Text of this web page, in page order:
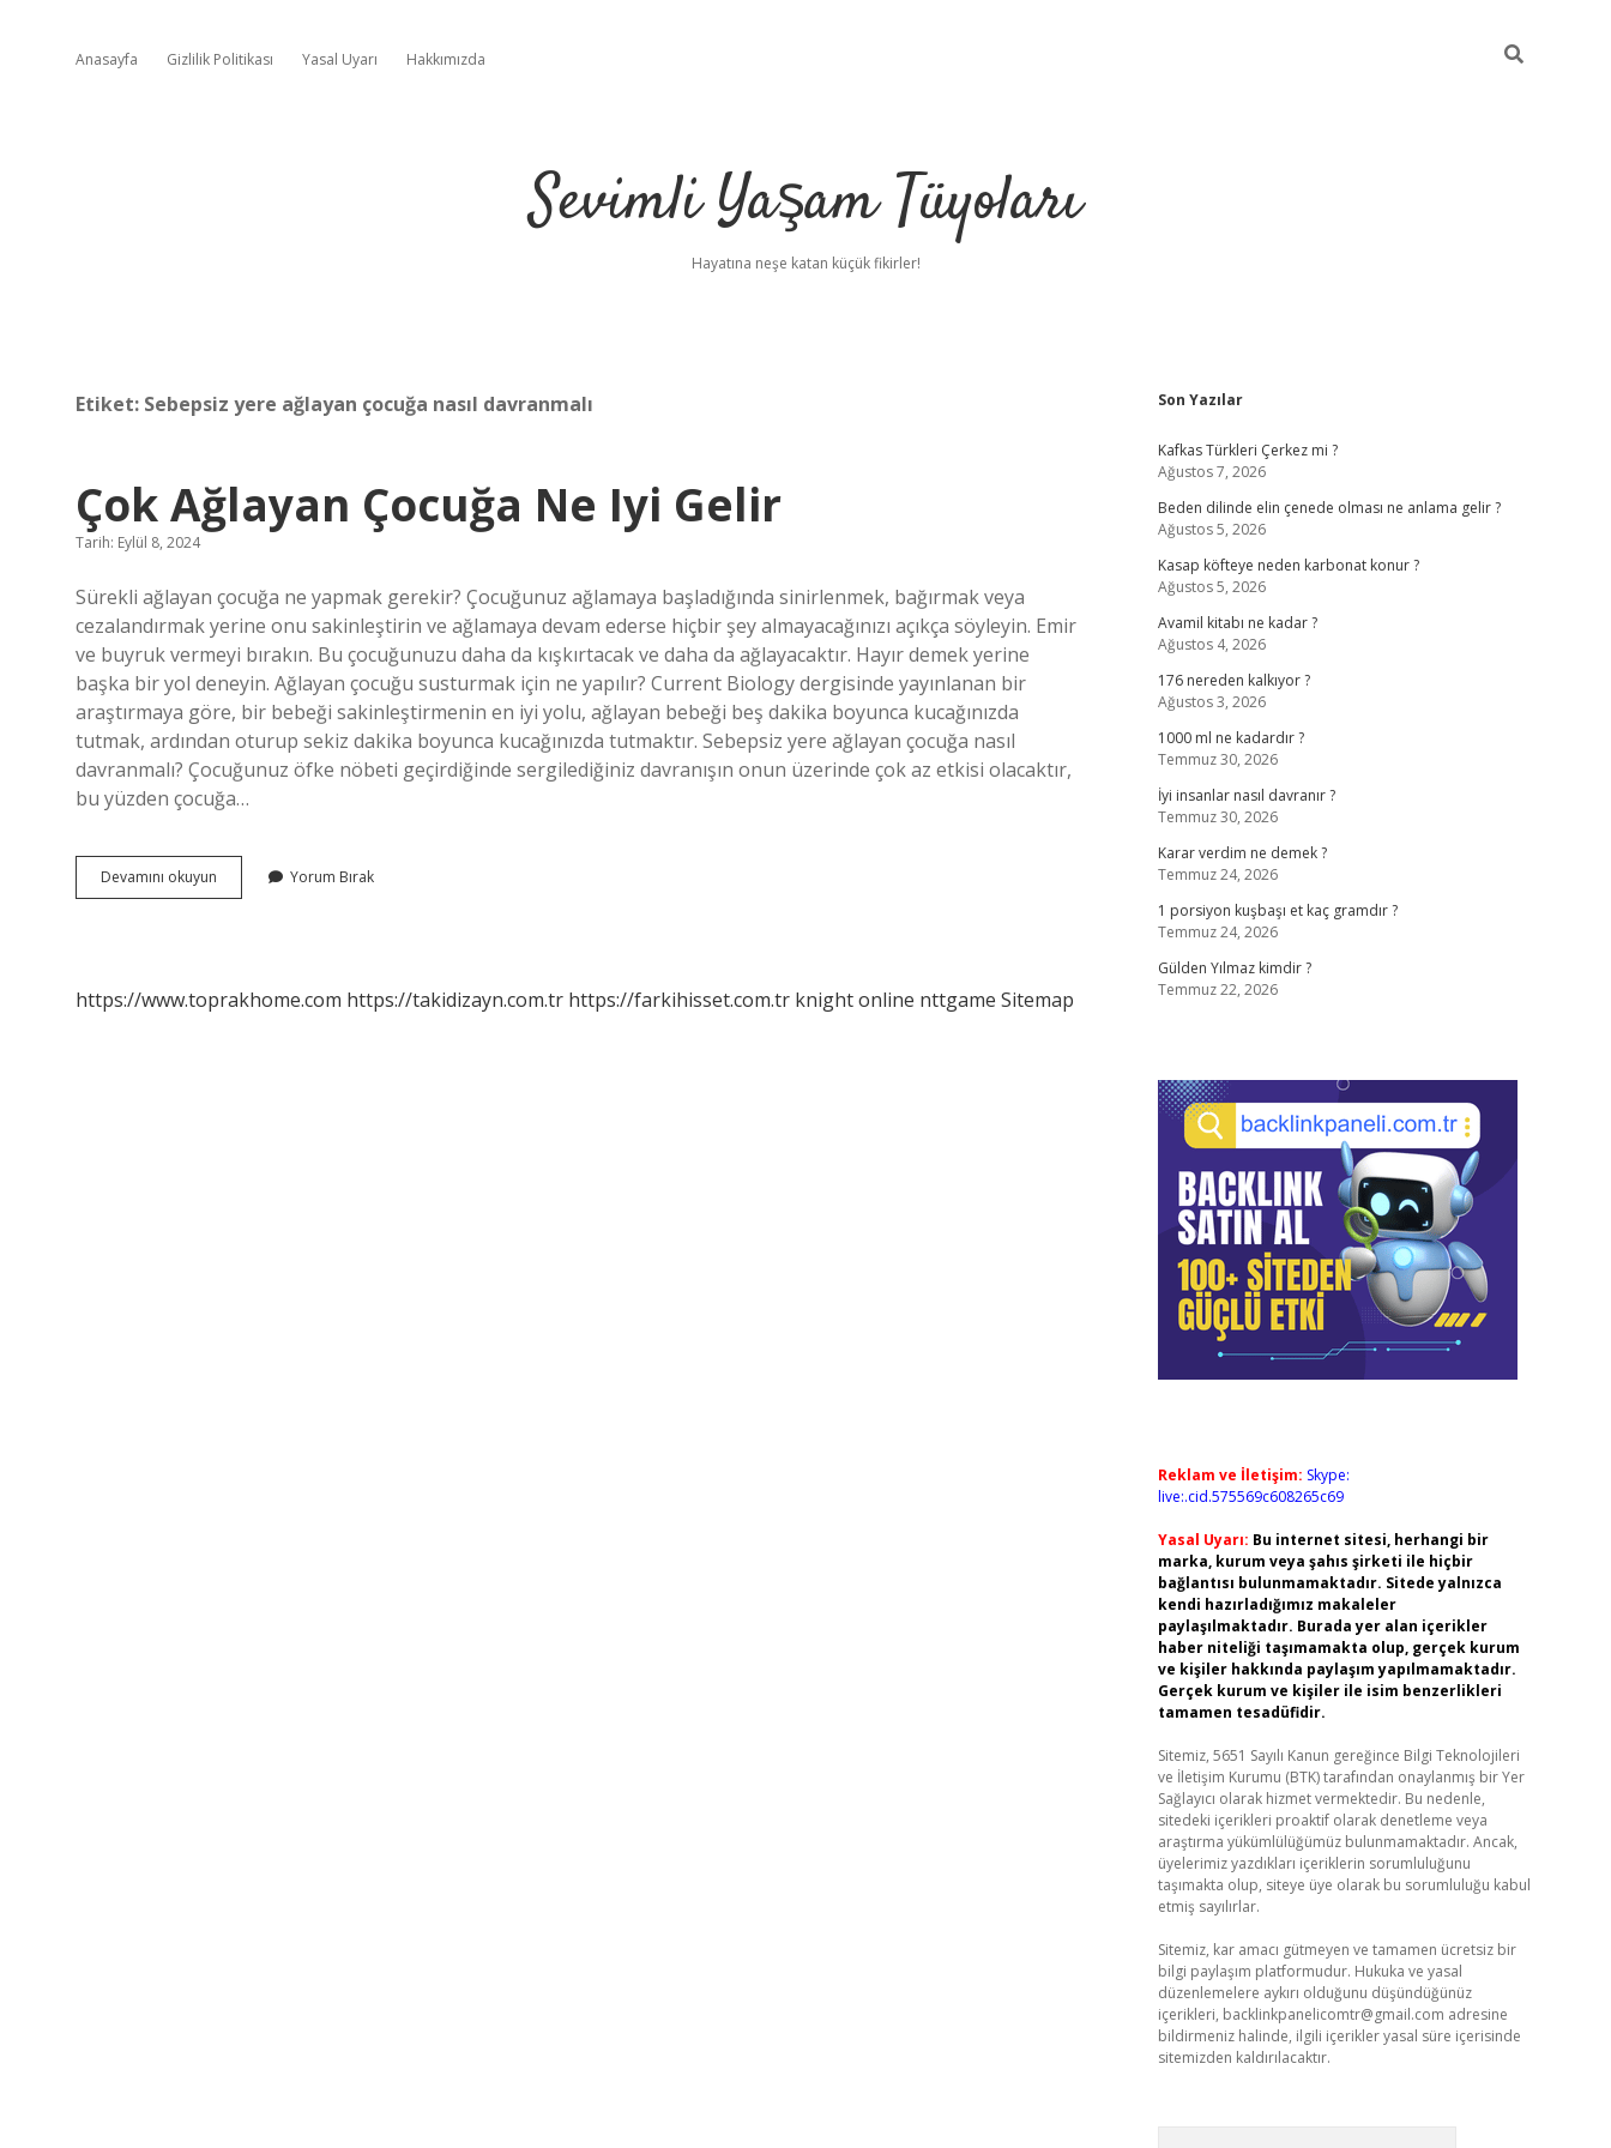
Anasayfa Gizlilik Politikası Yasal Uyarı Hakkımızda
Sevimli Yaşam Tüyoları
Hayatına neşe katan küçük fikirler!
Etiket: Sebepsiz yere ağlayan çocuğa nasıl davranmalı
Çok Ağlayan Çocuğa Ne Iyi Gelir
Tarih: Eylül 8, 2024
Sürekli ağlayan çocuğa ne yapmak gerekir? Çocuğunuz ağlamaya başladığında sinirlenmek, bağırmak veya
cezalandırmak yerine onu sakinleştirin ve ağlamaya devam ederse hiçbir şey almayacağınızı açıkça söyleyin. Emir
ve buyruk vermeyi bırakın. Bu çocuğunuzu daha da kışkırtacak ve daha da ağlayacaktır. Hayır demek yerine
başka bir yol deneyin. Ağlayan çocuğu susturmak için ne yapılır? Current Biology dergisinde yayınlanan bir
araştırmaya göre, bir bebeği sakinleştirmenin en iyi yolu, ağlayan bebeği beş dakika boyunca kucağınızda
tutmak, ardından oturup sekiz dakika boyunca kucağınızda tutmaktır. Sebepsiz yere ağlayan çocuğa nasıl
davranmalı? Çocuğunuz öfke nöbeti geçirdiğinde sergilediğiniz davranışın onun üzerinde çok az etkisi olacaktır,
bu yüzden çocuğa…
Devamını okuyun
Ağlayan
Yorum Bırak
https://www.toprakhome.com https://takidizayn.com.tr https://farkihisset.com.tr knight online nttgame Sitemap
Sidebar
Son Yazılar
Kafkas Türkleri Çerkez mi ?
Ağustos 7, 2026
Beden dilinde elin çenede olması ne anlama gelir ?
Ağustos 5, 2026
Kasap köfteye neden karbonat konur ?
Ağustos 5, 2026
Avamil kitabı ne kadar ?
Ağustos 4, 2026
176 nereden kalkıyor ?
Ağustos 3, 2026
1000 ml ne kadardır ?
Temmuz 30, 2026
İyi insanlar nasıl davranır ?
Temmuz 30, 2026
Karar verdim ne demek ?
Temmuz 24, 2026
1 porsiyon kuşbaşı et kaç gramdır ?
Temmuz 24, 2026
Gülden Yılmaz kimdir ?
Temmuz 22, 2026
Reklam ve İletişim: Skype:
live:.cid.575569c608265c69
Yasal Uyarı: Bu internet sitesi, herhangi bir
marka, kurum veya şahıs şirketi ile hiçbir
bağlantısı bulunmamaktadır. Sitede yalnızca
kendi hazırladığımız makaleler
paylaşılmaktadır. Burada yer alan içerikler
haber niteliği taşımamakta olup, gerçek kurum
ve kişiler hakkında paylaşım yapılmamaktadır.
Gerçek kurum ve kişiler ile isim benzerlikleri
tamamen tesadüfidir.
Sitemiz, 5651 Sayılı Kanun gereğince Bilgi Teknolojileri
ve İletişim Kurumu (BTK) tarafından onaylanmış bir Yer
Sağlayıcı olarak hizmet vermektedir. Bu nedenle,
sitedeki içerikleri proaktif olarak denetleme veya
araştırma yükümlülüğümüz bulunmamaktadır. Ancak,
üyelerimiz yazdıkları içeriklerin sorumluluğunu
taşımakta olup, siteye üye olarak bu sorumluluğu kabul
etmiş sayılırlar.
Sitemiz, kar amacı gütmeyen ve tamamen ücretsiz bir
bilgi paylaşım platformudur. Hukuka ve yasal
düzenlemelere aykırı olduğunu düşündüğünüz
içerikleri, backlinkpanelicomtr@gmail.com adresine
bildirmeniz halinde, ilgili içerikler yasal süre içerisinde
sitemizden kaldırılacaktır.